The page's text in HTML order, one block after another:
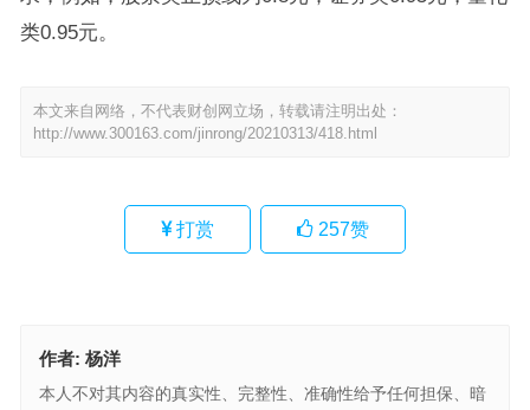
类0.95元。
本文来自网络，不代表财创网立场，转载请注明出处：
http://www.300163.com/jinrong/20210313/418.html
打赏 257赞
作者: 杨洋
本人不对其内容的真实性、完整性、准确性给予任何担保、暗